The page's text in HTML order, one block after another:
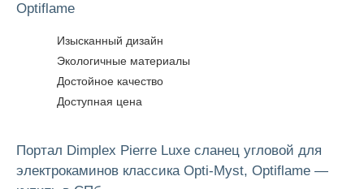
Optiflame
Изысканный дизайн
Экологичные материалы
Достойное качество
Доступная цена
Портал Dimplex Pierre Luxe сланец угловой для
электрокаминов классика Opti-Myst, Optiflame —